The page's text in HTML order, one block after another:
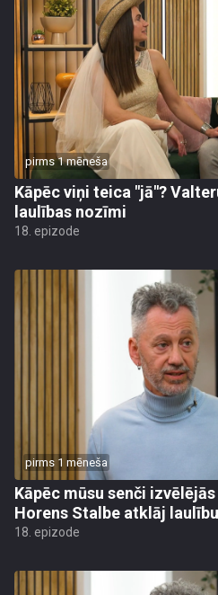
pirms 1 mēneša
Kāpēc viņi teica "jā"?
laulības nozīmi
18. epizode
pirms 1 mēneša
Kāpēc mūsu senči
Horens Stalbe atklāj
18. epizode